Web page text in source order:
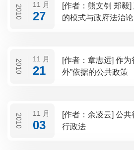
2010 11 月
27
[作者：熊文钊 郑毅] 建设法治政府
的模式与政府法治论
2010 11 月
21
[作者：章志远] 作为行政裁量“法
外”依据的公共政策
2010 11 月
03
[作者：余凌云] 公共行政变迁之下的
行政法